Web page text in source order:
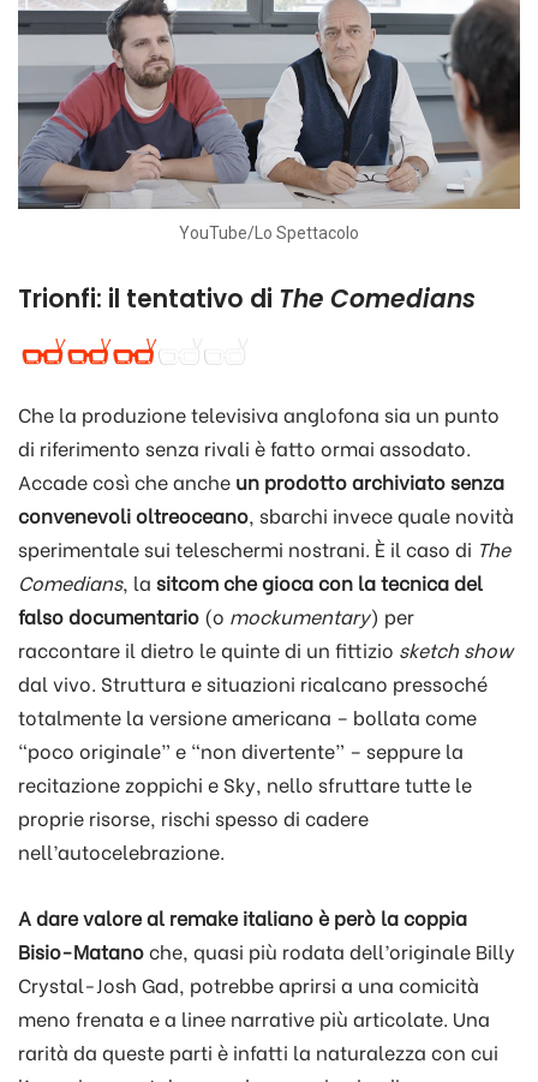
YouTube/Lo Spettacolo
Trionfi: il tentativo di The Comedians
Che la produzione televisiva anglofona sia un punto
di riferimento senza rivali è fatto ormai assodato.
Accade così che anche un prodotto archiviato senza
convenevoli oltreoceano, sbarchi invece quale novità
sperimentale sui teleschermi nostrani. È il caso di The
Comedians, la sitcom che gioca con la tecnica del
falso documentario (o mockumentary) per
raccontare il dietro le quinte di un fittizio sketch show
dal vivo. Struttura e situazioni ricalcano pressoché
totalmente la versione americana – bollata come
“poco originale” e “non divertente” – seppure la
recitazione zoppichi e Sky, nello sfruttare tutte le
proprie risorse, rischi spesso di cadere
nell’autocelebrazione.
A dare valore al remake italiano è però la coppia
Bisio-Matanoche, quasi più rodata dell’originale Billy
Crystal-Josh Gad, potrebbe aprirsi a una comicità
meno frenata e a linee narrative più articolate. Una
rarità da queste parti è infatti la naturalezza con cui